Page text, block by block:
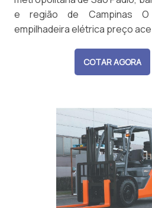
e região de Campinas
empilhadeira elétrica preço ace
COTAR AGORA